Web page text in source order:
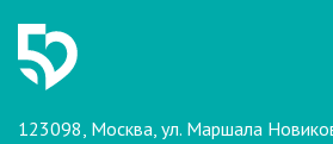
123098, Москва, ул. Маршала